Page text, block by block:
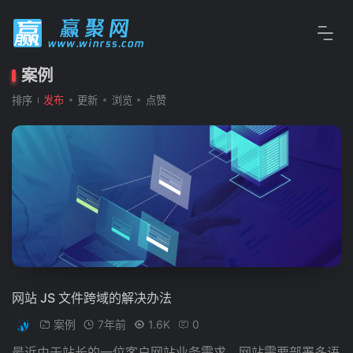
案例
排序 发布 更新 浏览 点赞
网站 JS 文件跨域的解决办法
案例 7年前 1.6K 0